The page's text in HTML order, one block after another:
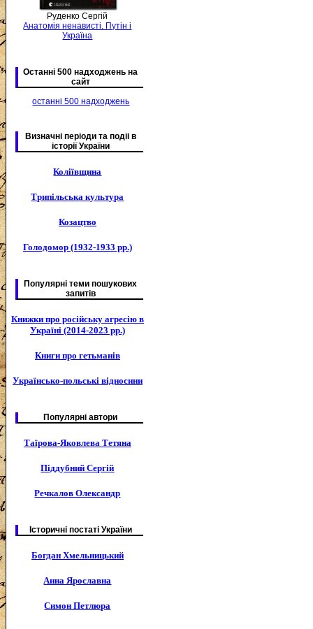
Руденко Сергій
Анатомія ненависті. Путін і
Україна
Останні 500 надходжень на
сайт
останні 500 надходжень
Визначні періоди та подіі в
історії України
Коліївщина
Трипільська культура
Козацтво
Голодомор (1932-1933 рр.)
Популярні теми пошукових
запитів
Книжки про російську агресію в
Україні (2014-2023 рр.)
Книги про гетьманів
Українсько-польські відносини
Популярні автори
Таїрова-Яковлева Тетяна
Піддубний Сергій
Речкалов Олександр
Історичні постаті України
Богдан Хмельницький
Анна Ярославна
Симон Петлюра